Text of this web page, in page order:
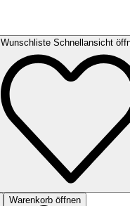
Wunschliste Schnellansicht
Warenkorb öffnen